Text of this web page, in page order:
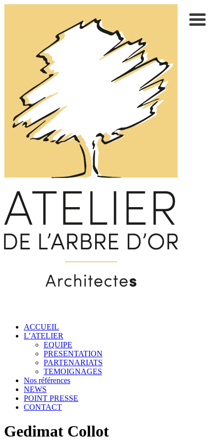
ACCUEIL
L’ATELIER
EQUIPE
PRESENTATION
PARTENARIATS
TEMOIGNAGES
Nos références
NEWS
POINT PRESSE
CONTACT
Gedimat Collot